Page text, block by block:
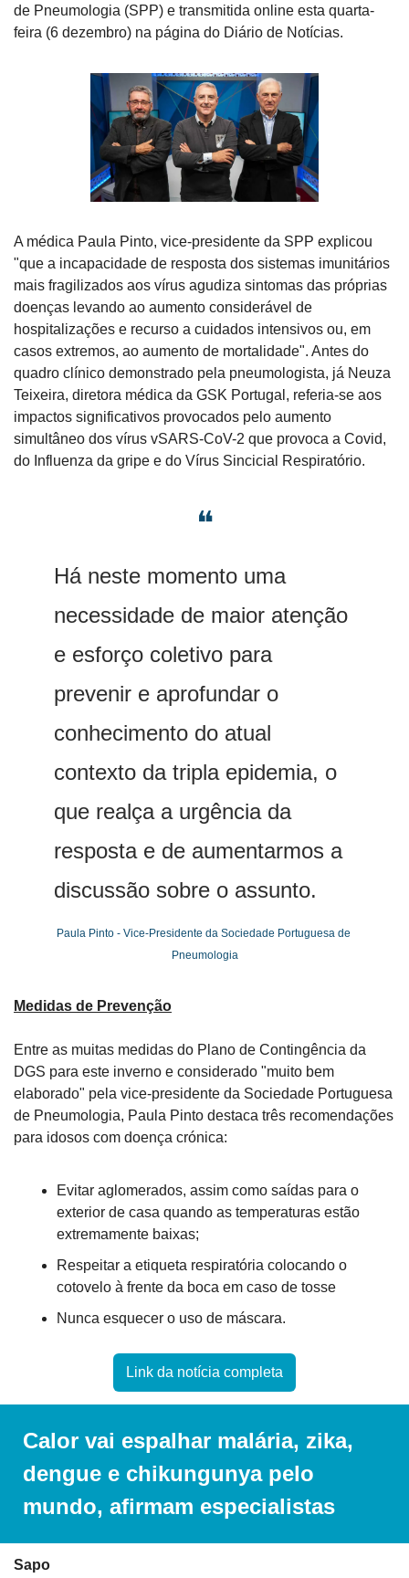
de Pneumologia (SPP) e transmitida online esta quarta-
feira (6 dezembro) na página do Diário de Notícias.
A médica Paula Pinto, vice-presidente da SPP explicou
"que a incapacidade de resposta dos sistemas imunitários
mais fragilizados aos vírus agudiza sintomas das próprias
doenças levando ao aumento considerável de
hospitalizações e recurso a cuidados intensivos ou, em
casos extremos, ao aumento de mortalidade". Antes do
quadro clínico demonstrado pela pneumologista, já Neuza
Teixeira, diretora médica da GSK Portugal, referia-se aos
impactos significativos provocados pelo aumento
simultâneo dos vírus vSARS-CoV-2 que provoca a Covid,
do Influenza da gripe e do Vírus Sincicial Respiratório.
❝
Há neste momento uma
necessidade de maior atenção
e esforço coletivo para
prevenir e aprofundar o
conhecimento do atual
contexto da tripla epidemia, o
que realça a urgência da
resposta e de aumentarmos a
discussão sobre o assunto.
Paula Pinto - Vice-Presidente da Sociedade Portuguesa de
Pneumologia
Medidas de Prevenção
Entre as muitas medidas do Plano de Contingência da
DGS para este inverno e considerado "muito bem
elaborado" pela vice-presidente da Sociedade Portuguesa
de Pneumologia, Paula Pinto destaca três recomendações
para idosos com doença crónica:
Evitar aglomerados, assim como saídas para o
exterior de casa quando as temperaturas estão
extremamente baixas;
Respeitar a etiqueta respiratória colocando o
cotovelo à frente da boca em caso de tosse
Nunca esquecer o uso de máscara.
Link da notícia completa
Calor vai espalhar malária, zika,
dengue e chikungunya pelo
mundo, afirmam especialistas
Sapo